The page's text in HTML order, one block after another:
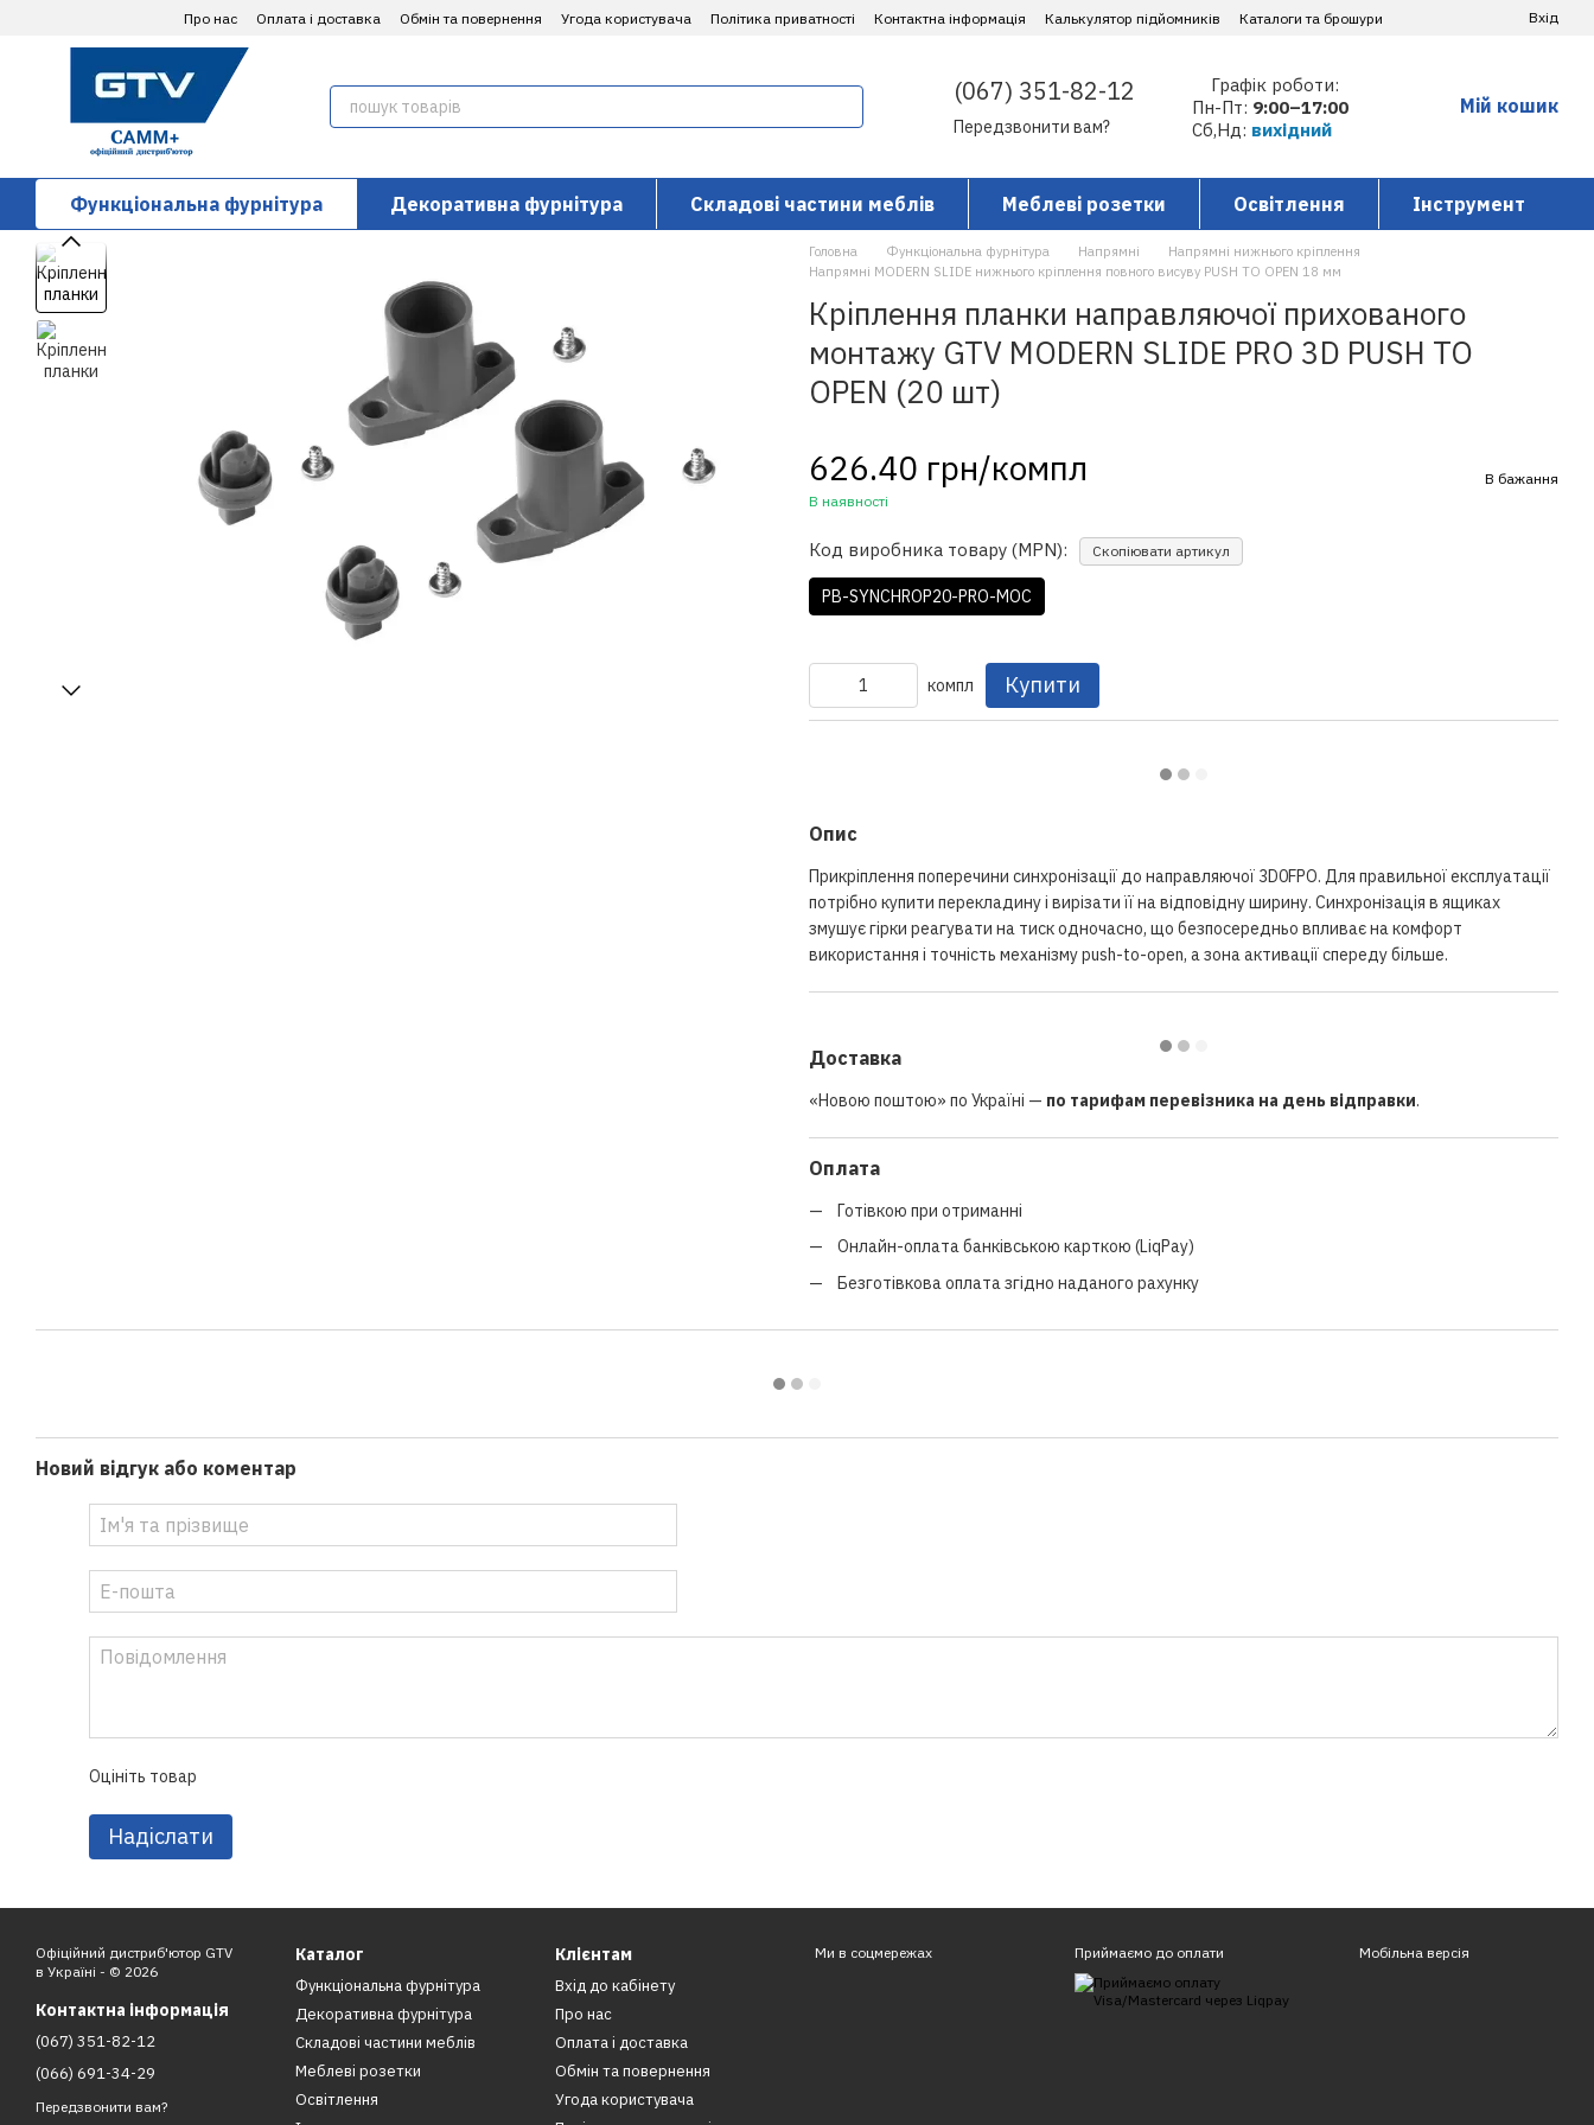
Перейти до основного контенту
Про нас Оплата і доставка Обмін та повернення Угода користувача Політика приватності Контактна інформація ​Калькулятор підйомників Каталоги та брошури Вхід
(067) 351-82-12
Передзвонити вам?
Графік роботи:
Пн-Пт: 9:00–17:00
Сб,Нд: вихідний
Мій кошик
Функціональна фурнітура Декоративна фурнітура Складові частини меблів Меблеві розетки Освітлення Інструмент
Головна Функціональна фурнітура Напрямні
Напрямні нижнього кріплення
Напрямні MODERN SLIDE нижнього кріплення повного висуву PUSH TO OPEN 18 мм
Кріплення планки направляючої прихованого
монтажу GTV MODERN SLIDE PRO 3D PUSH TO
OPEN (20 шт)
626.40 грн/компл
В наявності
В бажання
Код виробника товару (MPN): Скопіювати артикул
PB-SYNCHROP20-PRO-MOC
компл Купити
Опис
Прикріплення поперечини синхронізації до направляючої 3D0FPO. Для правильної експлуатації
потрібно купити перекладину і вирізати її на відповідну ширину. Синхронізація в ящиках
змушує гірки реагувати на тиск одночасно, що безпосередньо впливає на комфорт
використання і точність механізму push-to-open, а зона активації спереду більше.
Доставка
«Новою поштою» по Україні — по тарифам перевізника на день відправки.
Оплата
Готівкою при отриманні
Онлайн-оплата банківською карткою (LiqPay)
Безготівкова оплата згідно наданого рахунку
Новий відгук або коментар
Оцініть товар
Надіслати
Офіційний дистриб'ютор GTV
в Україні - © 2026
Контактна інформація
(067) 351-82-12
(066) 691-34-29
Передзвонити вам?
Каталог
Функціональна фурнітура
Декоративна фурнітура
Складові частини меблів
Меблеві розетки
Освітлення
Клієнтам
Вхід до кабінету
Про нас
Оплата і доставка
Обмін та повернення
Угода користувача
Ми в соцмережах Приймаємо до оплати Мобільна версія